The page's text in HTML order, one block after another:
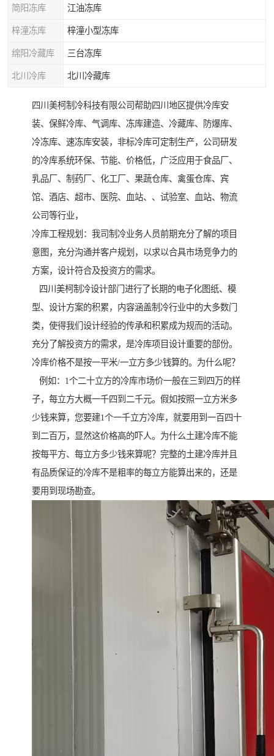
简阳冻库 江油冻库
梓潼冻库 梓潼小型冻库
绵阳冷藏库 三台冻库
北川冷库 北川冷藏库
四川美柯制冷科技有限公司帮助四川地区提供冷库安
装、保鲜冷库、气调库、冻库建造、冷藏库、防爆库、
冷冻库、速冻库安装，非标冷库可定制生产，公司研发
的冷库系统环保、节能、价格低，广泛应用于食品厂、
乳品厂、制药厂、化工厂、果蔬仓库、禽蛋仓库、宾
馆、酒店、超市、医院、血站、、试验室、血站、物流
公司等行业，
冷库工程规划：我司制冷业务人员前期充分了解的项目
意图，充分沟通并客户规划，以求以合具市场竞争力的
方案，设计符合及投资方的需求。
四川美柯制冷设计部门进行了长期的电子化图纸、模
型、设计方案的积累，内容涵盖制冷行业中的大多数门
类，使得我们设计经验的传承和积累成为规而的活动。
充分了解投资方的需求，是冷库项目设计重要的部份。
冷库价格不是按一平米/一立方多少钱算的。为什么呢？
例如：1个二十立方的冷库市场价一般在三到四万的样
子，每立方大概一千四到二千元。假如按照一立方米多
少钱来算，您要建1个一千立方冷库，就要用到一百四十
到二百万，显然这价格高的吓人。为什么土建冷库不能
按每平方、每立方多少钱来算呢？完整的土建冷库并且
有品质保证的冷库不是粗率的每立方能算出来的，还是
要用到现场勘查。